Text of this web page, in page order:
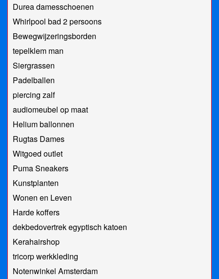
Durea damesschoenen
Whirlpool bad 2 persoons
Bewegwijzeringsborden
tepelklem man
Siergrassen
Padelballen
piercing zalf
audiomeubel op maat
Helium ballonnen
Rugtas Dames
Witgoed outlet
Puma Sneakers
Kunstplanten
Wonen en Leven
Harde koffers
dekbedovertrek egyptisch katoen
Kerahairshop
tricorp werkkleding
Notenwinkel Amsterdam